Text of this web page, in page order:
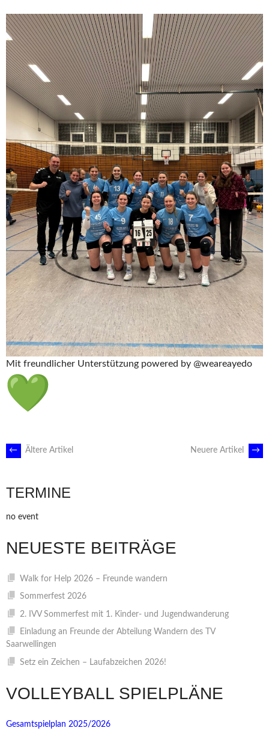
Mit freundlicher Unterstützung powered by @weareayedo
BEITRAGSNAVIGATION
← Ältere Artikel Neuere Artikel →
TERMINE
no event
NEUESTE BEITRÄGE
Walk for Help 2026 – Freunde wandern
Sommerfest 2026
2. IVV Sommerfest mit 1. Kinder- und Jugendwanderung
Einladung an Freunde der Abteilung Wandern des TV
Saarwellingen
Setz ein Zeichen – Laufabzeichen 2026!
VOLLEYBALL SPIELPLÄNE
Gesamtspielplan 2025/2026